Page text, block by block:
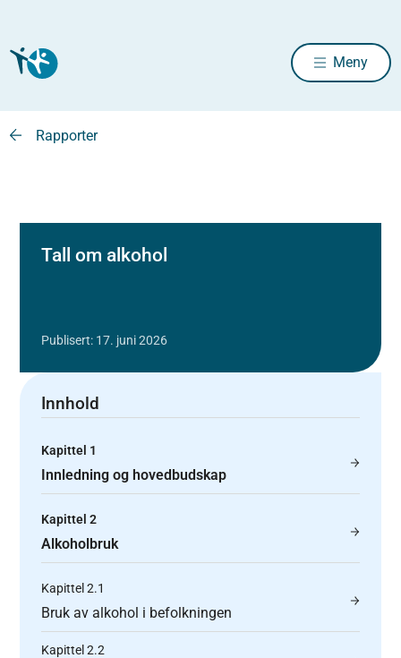
Meny
Rapporter
Tall om alkohol
Publisert: 17. juni 2026
Innhold
Kapittel 1
Innledning og hovedbudskap
Kapittel 2
Alkoholbruk
Kapittel 2.1
Bruk av alkohol i befolkningen
Kapittel 2.2